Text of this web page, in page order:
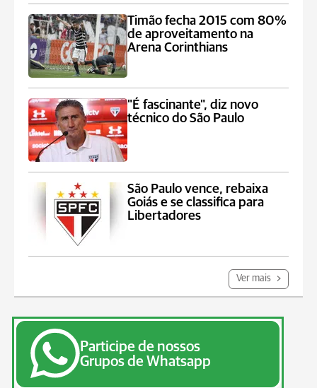
Timão fecha 2015 com 80%
de aproveitamento na
Arena Corinthians
"É fascinante", diz novo
técnico do São Paulo
São Paulo vence, rebaixa
Goiás e se classifica para
Libertadores
Ver mais
Participe de nossos
Grupos de Whatsapp